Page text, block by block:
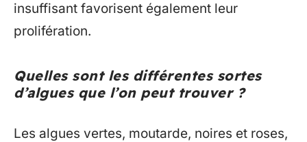
insuffisant favorisent également leur
prolifération.
Quelles sont les différentes sortes
d’algues que l’on peut trouver ?
Les algues vertes, moutarde, noires et roses,